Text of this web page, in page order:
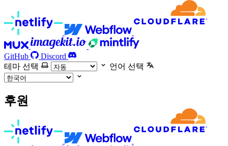
GitHub
Discord
테마 선택
언어 선택
후원